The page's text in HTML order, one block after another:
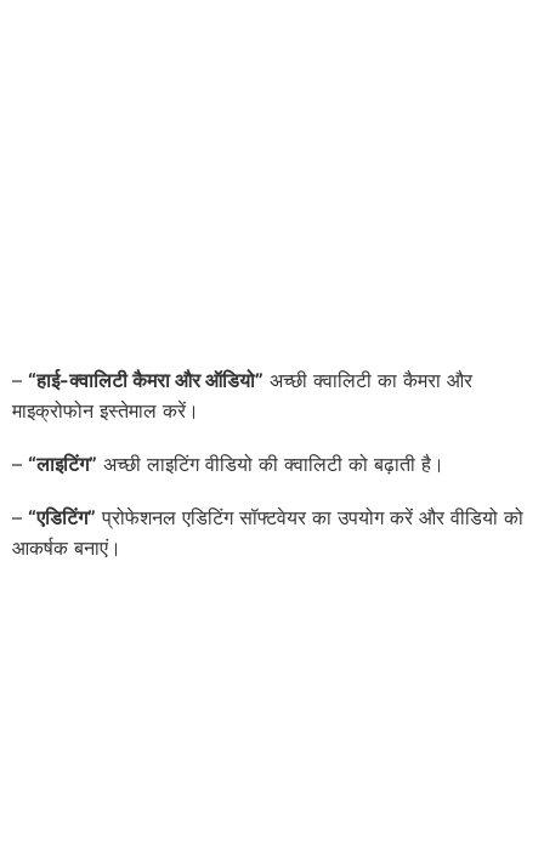
– “हाई-क्वालिटी कैमरा और ऑडियो” अच्छी क्वालिटी का कैमरा और
माइक्रोफोन इस्तेमाल करें।
– “लाइटिंग” अच्छी लाइटिंग वीडियो की क्वालिटी को बढ़ाती है।
– “एडिटिंग” प्रोफेशनल एडिटिंग सॉफ्टवेयर का उपयोग करें और वीडियो को
आकर्षक बनाएं।